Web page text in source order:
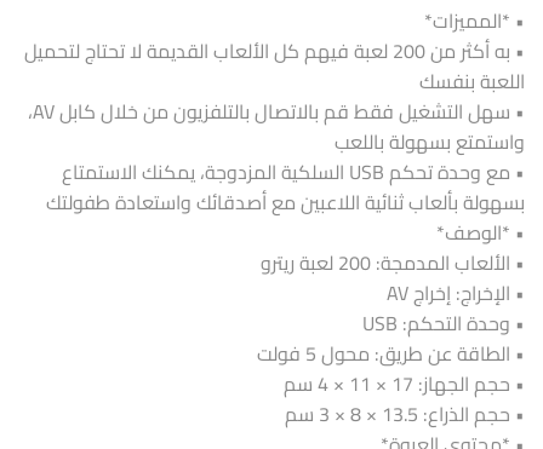
• *المميزات*
• به أكثر من 200 لعبة فيهم كل الألعاب القديمة لا تحتاج لتحميل
اللعبة بنفسك
• سهل التشغيل فقط قم بالاتصال بالتلفزيون من خلال كابل AV،
واستمتع بسهولة باللعب
• مع وحدة تحكم USB السلكية المزدوجة، يمكنك الاستمتاع
بسهولة بألعاب ثنائية اللاعبين مع أصدقائك واستعادة طفولتك
• *الوصف*
• الألعاب المدمجة: 200 لعبة ريترو
• الإخراج: إخراج AV
• وحدة التحكم: USB
• الطاقة عن طريق: محول 5 فولت
• حجم الجهاز: 17 × 11 × 4 سم
• حجم الذراع: 13.5 × 8 × 3 سم